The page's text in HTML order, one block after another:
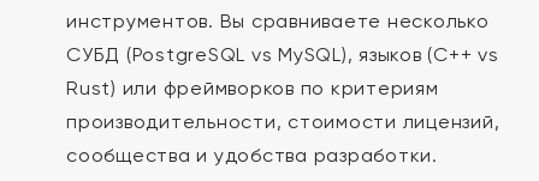
инструментов. Вы сравниваете несколько
СУБД (PostgreSQL vs MySQL), языков (C++ vs
Rust) или фреймворков по критериям
производительности, стоимости лицензий,
сообщества и удобства разработки.